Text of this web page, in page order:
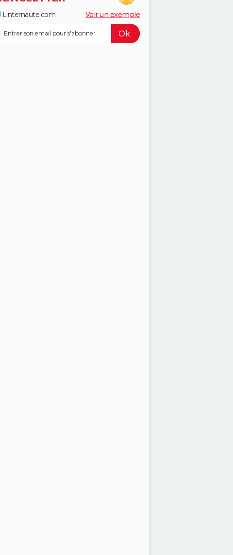
Linternaute.com Voir un exemple